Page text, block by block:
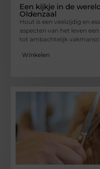
Een kijkje in de
Oldenzaal
Hout is een veelzijdig en
aspecten van het leven
tot ambachtelijk
Winkelen